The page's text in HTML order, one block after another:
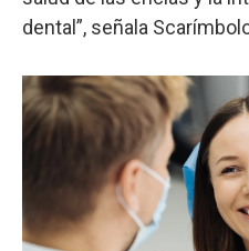
dental”, señala